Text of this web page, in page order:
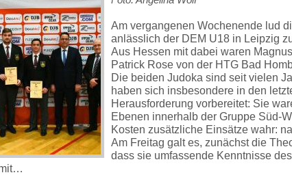
Am vergangenen Wochenende lud
anlässlich der DEM U18 in Leipzig
Aus Hessen mit dabei waren
Patrick Rose von der HTG Bad
Die beiden Judoka sind seit vielen
haben sich insbesondere in den
Herausforderung vorbereitet: Sie
Ebenen innerhalb der Gruppe Süd-
Kosten zusätzliche Einsätze wahr:
Am Freitag galt es, zunächst die
dass sie umfassende Kenntnisse